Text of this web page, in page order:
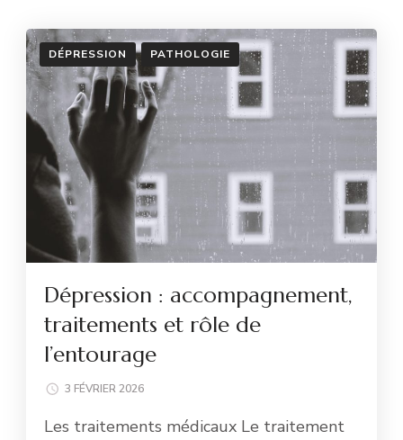
DÉPRESSION PATHOLOGIE
Dépression : accompagnement,
traitements et rôle de
l’entourage
3 FÉVRIER 2026
Les traitements médicaux Le traitement